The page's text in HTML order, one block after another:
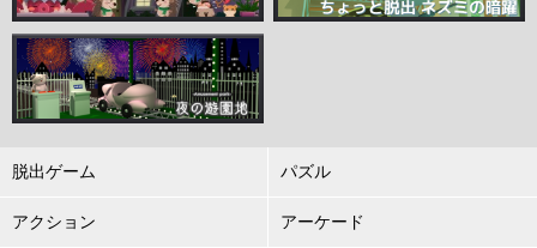
脱出ゲーム パズル
アクション アーケード